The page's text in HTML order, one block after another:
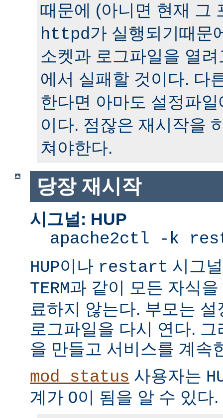
때문에 (아니면 현재 그
httpd가 실행되기때문
소켓과 로그파일을 열
에서 실패할 것이다. 다
한다면 아마도 설정파
이다. 점잖은 재시작을
쳐야한다.
당장 재시작
시그널: HUP
apache2ctl -k
HUP이나 restart 시그
TERM과 같이 모든 자식
료하지 않는다. 부모는
로그파일을 다시 연다.
을 만들고 서비스를 계속
mod_status 사용자는
계가 0이 됨을 알 수 있다.